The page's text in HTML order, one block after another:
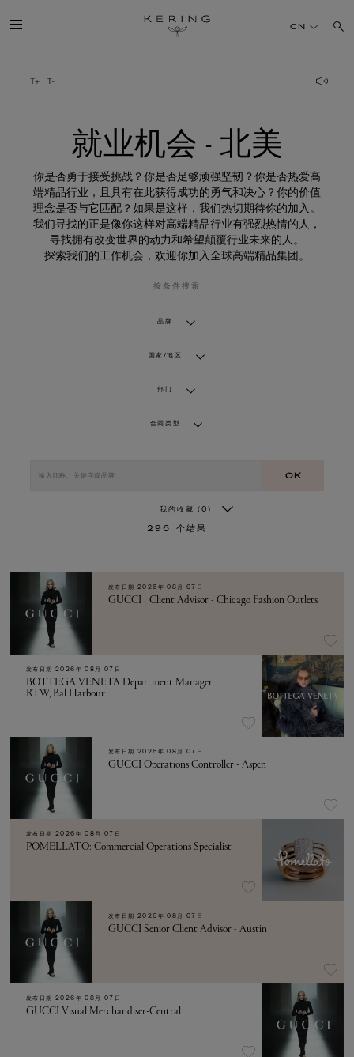
业
机
可持续发展
FINANCE
加入我们
CN
就业机会 - 北美
你是否勇于接受挑战？你是否足够顽强坚韧？你是否热爱高
端精品行业，且具有在此获得成功的勇气和决心？你的价值
理念是否与它匹配？如果是这样，我们热切期待你的加入。
我们寻找的正是像你这样对高端精品行业有强烈热情的人，
寻找拥有改变世界的动力和希望颠覆行业未来的人。
探索我们的工作机会，欢迎你加入全球高端精品集团。
按条件搜索
品牌
国家/地区
部门
合同类型
OK
我的收藏 (0)
296 个结果
发布日期 2026年 08月 07日
GUCCI | Client Advisor - Chicago Fashion Outlets
发布日期 2026年 08月 07日
BOTTEGA VENETA Department Manager
RTW, Bal Harbour
发布日期 2026年 08月 07日
GUCCI Operations Controller - Aspen
发布日期 2026年 08月 07日
POMELLATO: Commercial Operations Specialist
发布日期 2026年 08月 07日
GUCCI Senior Client Advisor - Austin
发布日期 2026年 08月 07日
GUCCI Visual Merchandiser-Central